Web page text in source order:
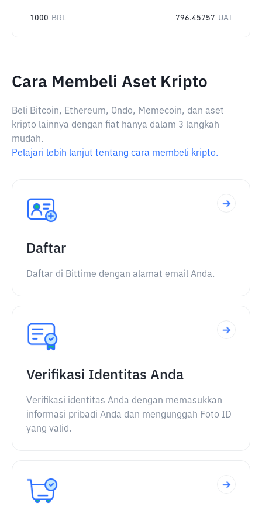
1000 BRL 796.45757 UAI
Cara Membeli Aset Kripto
Beli Bitcoin, Ethereum, Ondo, Memecoin, dan aset
kripto lainnya dengan fiat hanya dalam 3 langkah
mudah.
Pelajari lebih lanjut tentang cara membeli kripto.
Daftar
Daftar di Bittime dengan alamat email Anda.
Verifikasi Identitas Anda
Verifikasi identitas Anda dengan memasukkan
informasi pribadi Anda dan mengunggah Foto ID
yang valid.